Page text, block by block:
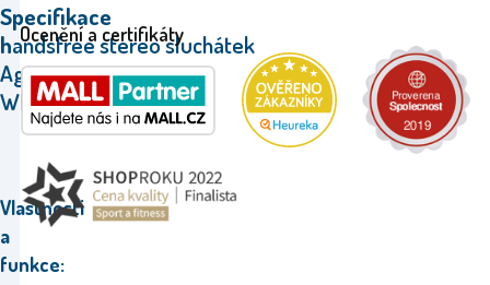
Specifikace
handsfreestereosluchátek
Aga
White.
Vlastnosti
a
funkce:
Ocenění a certifikáty